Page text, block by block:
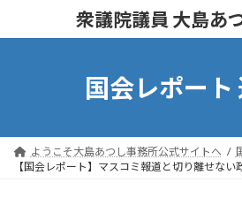
衆議院議員 大島あ
国会レポート
ようこそ大島あつし事務所公式サイトへ
【国会レポート】マスコミ報道と切り離せない